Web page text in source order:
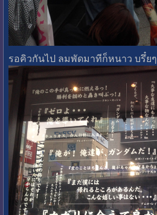
รอคิวกันไป ลมพัดมาทีก็หนาว บรึ๋ยๆ